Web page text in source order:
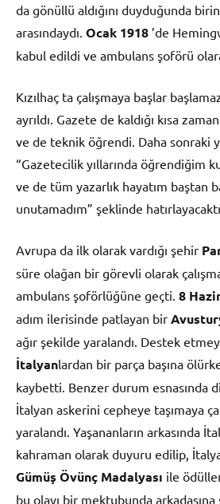
da gönüllü aldığını duyduğunda
arasındaydı. Ocak 1918 ’de
kabul edildi ve ambulans şoförü
Kızılhaç ta çalışmaya başlar
ayrıldı. Gazete de kaldığı kısa
ve de teknik öğrendi. Daha sonraki
“Gazetecilik yıllarında öğrendiğim
ve de tüm yazarlık hayatım baştan
unutamadım” şeklinde hatırlayacaktı.
Avrupa da ilk olarak vardığı şehir
süre olağan bir görevli olarak
ambulans şoförlüğüne geçti. 8
adım ilerisinde patlayan bir
ağır şekilde yaralandı. Destek
İtalyanlardan bir parça başına
kaybetti. Benzer durum esnasında
İtalyan askerini cepheye taşımaya
yaralandı. Yaşananların arkasında
kahraman olarak duyuru edilip,
Gümüş Övünç Madalyası ile
bu olayı bir mektubunda arkadaşına